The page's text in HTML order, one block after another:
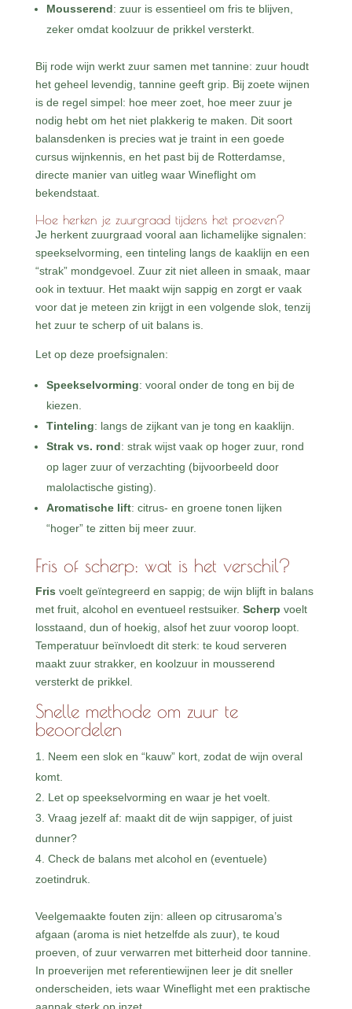
Mousserend: zuur is essentieel om fris te blijven,
zeker omdat koolzuur de prikkel versterkt.
Bij rode wijn werkt zuur samen met tannine: zuur houdt
het geheel levendig, tannine geeft grip. Bij zoete wijnen
is de regel simpel: hoe meer zoet, hoe meer zuur je
nodig hebt om het niet plakkerig te maken. Dit soort
balansdenken is precies wat je traint in een goede
cursus wijnkennis, en het past bij de Rotterdamse,
directe manier van uitleg waar Wineflight om
bekendstaat.
Hoe herken je zuurgraad tijdens het proeven?
Je herkent zuurgraad vooral aan lichamelijke signalen:
speekselvorming, een tinteling langs de kaaklijn en een
“strak” mondgevoel. Zuur zit niet alleen in smaak, maar
ook in textuur. Het maakt wijn sappig en zorgt er vaak
voor dat je meteen zin krijgt in een volgende slok, tenzij
het zuur te scherp of uit balans is.
Let op deze proefsignalen:
Speekselvorming: vooral onder de tong en bij de
kiezen.
Tinteling: langs de zijkant van je tong en kaaklijn.
Strak vs. rond: strak wijst vaak op hoger zuur, rond
op lager zuur of verzachting (bijvoorbeeld door
malolactische gisting).
Aromatische lift: citrus- en groene tonen lijken
“hoger” te zitten bij meer zuur.
Fris of scherp: wat is het verschil?
Fris voelt geïntegreerd en sappig; de wijn blijft in balans
met fruit, alcohol en eventueel restsuiker. Scherp voelt
losstaand, dun of hoekig, alsof het zuur voorop loopt.
Temperatuur beïnvloedt dit sterk: te koud serveren
maakt zuur strakker, en koolzuur in mousserend
versterkt de prikkel.
Snelle methode om zuur te
beoordelen
Neem een slok en “kauw” kort, zodat de wijn overal
komt.
Let op speekselvorming en waar je het voelt.
Vraag jezelf af: maakt dit de wijn sappiger, of juist
dunner?
Check de balans met alcohol en (eventuele)
zoetindruk.
Veelgemaakte fouten zijn: alleen op citrusaroma’s
afgaan (aroma is niet hetzelfde als zuur), te koud
proeven, of zuur verwarren met bitterheid door tannine.
In proeverijen met referentiewijnen leer je dit sneller
onderscheiden, iets waar Wineflight met een praktische